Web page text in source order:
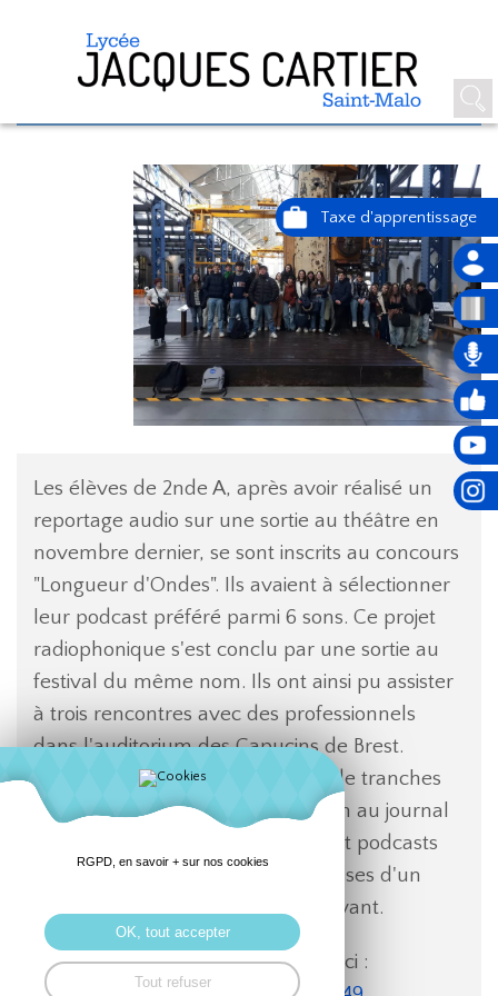
LES 2A PARTICIPENT AU FESTIVAL
LONGUEUR D'ONDES À BREST
Les élèves de 2nde A, après avoir réalisé un
reportage audio sur une sortie au théâtre en
novembre dernier, se sont inscrits au concours
"Longueur d'Ondes". Ils avaient à sélectionner
leur podcast préféré parmi 6 sons. Ce projet
radiophonique s'est conclu par une sortie au
festival du même nom. Ils ont ainsi pu assister
à trois rencontres avec des professionnels
dans l'auditorium des Capucins de Brest.
Passionné d'ambiances sonores, de tranches
de vie ou journalistes d'information au journal
Le Monde, entre émissions radio et podcasts
les élèves ont découvert les coulisses d'un
genre audiovisuel toujours bien vivant.
Pour écouter leurs podcasts c'est ici :
RGPD, en savoir + sur nos cookies
OK, tout accepter
Tout refuser